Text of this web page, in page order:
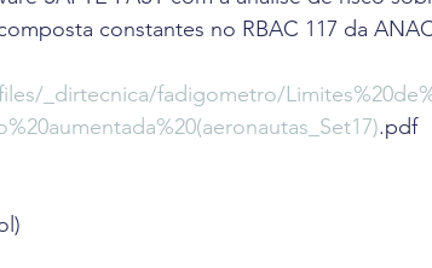
constantes no RBAC 117 da
_dirtecnica/fadigometro/
.pdf